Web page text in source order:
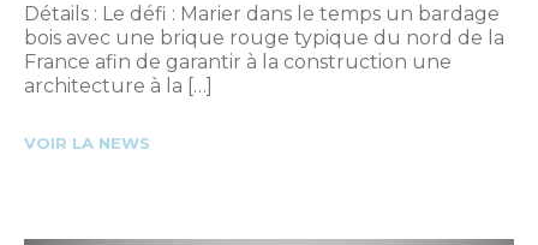
Détails : Le défi : Marier dans le temps un bardage
bois avec une brique rouge typique du nord de la
France afin de garantir à la construction une
architecture à la […]
VOIR LA NEWS